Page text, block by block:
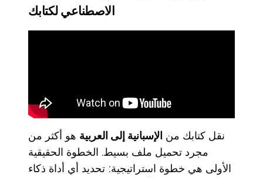
الاصطناعي لكتابك
نقل كتابك من الإسبانية إلى العربية هو أكثر من
مجرد تحميل ملف بسيط. الخطوة الحقيقية
الأولى هي خطوة استراتيجية: تحديد أي أداة ذكاء